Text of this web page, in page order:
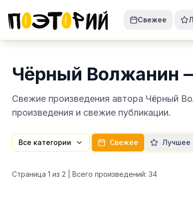
Свежее
Чёрный Волжанин
Свежие произведения автора Чёрный
произведения и свежие публикации.
Все категории Свежее Лучшее
Страница 1 из 2 | Всего произведений: 34